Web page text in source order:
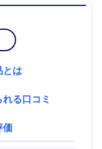
とは
る口コミ
価